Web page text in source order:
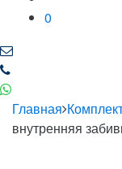
0
Главная
внутренняя